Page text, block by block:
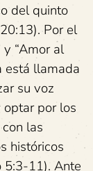
del quinto
Por el
“Amor al
está llamada
su voz
por los
las
históricos
5:3-11). Ante